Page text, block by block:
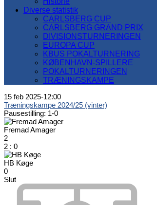
Diverse statistik
CARLSBERG CUP
CARLSBERG GRAND PRIX
DIVISIONSTURNERINGEN
EUROPA CUP
KBUS POKALTURNERING
KØBENHAVN-SPILLERE
POKALTURNERINGEN
TRÆNINGSKAMPE
15 feb 2025-12:00
Træningskampe 2024/25 (vinter)
Pausestilling: 1-0
Fremad Amager
2
2 : 0
HB Køge
0
Slut